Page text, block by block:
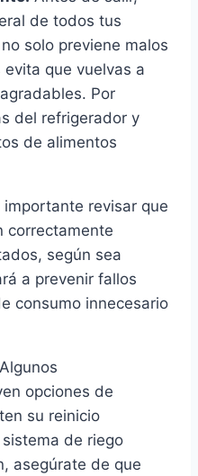
de todos tus
solo previene malos
que vuelvas a
Por
del refrigerador y
de alimentos
importante revisar que
correctamente
según sea
a prevenir fallos
consumo innecesario
Algunos
opciones de
su reinicio
de riego
asegúrate de que